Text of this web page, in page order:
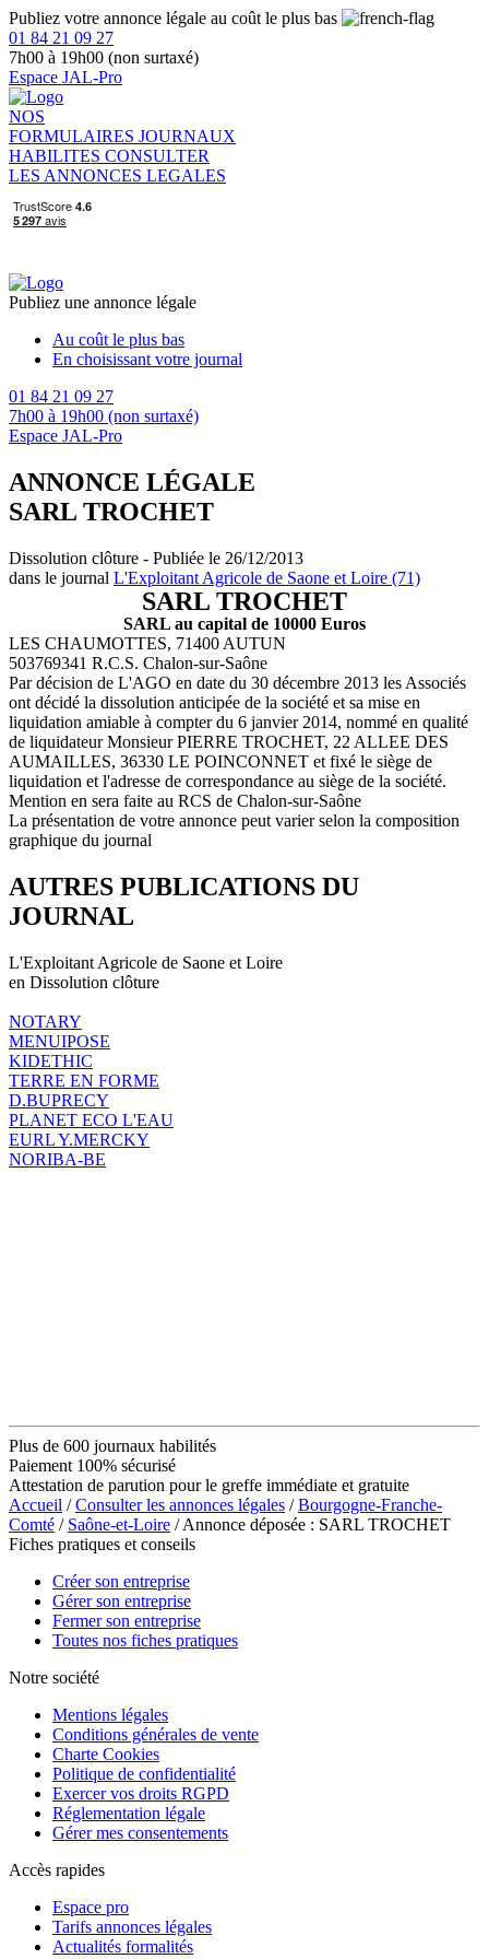
Publiez votre annonce légale au coût le plus bas
01 84 21 09 27
7h00 à 19h00 (non surtaxé)
Espace JAL-Pro
NOS
FORMULAIRES JOURNAUX
HABILITES CONSULTER
LES ANNONCES LEGALES
Publiez une annonce légale
Au coût le plus bas
En choisissant votre journal
01 84 21 09 27
7h00 à 19h00 (non surtaxé)
Espace JAL-Pro
ANNONCE LÉGALE
SARL TROCHET
Dissolution clôture - Publiée le 26/12/2013
dans le journal L'Exploitant Agricole de Saone et Loire (71)
SARL TROCHET
SARL au capital de 10000 Euros
LES CHAUMOTTES, 71400 AUTUN
503769341 R.C.S. Chalon-sur-Saône
Par décision de L'AGO en date du 30 décembre 2013 les Associés
ont décidé la dissolution anticipée de la société et sa mise en
liquidation amiable à compter du 6 janvier 2014, nommé en qualité
de liquidateur Monsieur PIERRE TROCHET, 22 ALLEE DES
AUMAILLES, 36330 LE POINCONNET et fixé le siège de
liquidation et l'adresse de correspondance au siège de la société.
Mention en sera faite au RCS de Chalon-sur-Saône
La présentation de votre annonce peut varier selon la composition
graphique du journal
AUTRES PUBLICATIONS DU
JOURNAL
L'Exploitant Agricole de Saone et Loire
en Dissolution clôture
NOTARY
MENUIPOSE
KIDETHIC
TERRE EN FORME
D.BUPRECY
PLANET ECO L'EAU
EURL Y.MERCKY
NORIBA-BE
Plus de 600 journaux habilités
Paiement 100% sécurisé
Attestation de parution pour le greffe immédiate et gratuite
Accueil /Consulter les annonces légales /Bourgogne-Franche-
Comté / Saône-et-Loire / Annonce déposée : SARL TROCHET
Fiches pratiques et conseils
Créer son entreprise
Gérer son entreprise
Fermer son entreprise
Toutes nos fiches pratiques
Notre société
Mentions légales
Conditions générales de vente
Charte Cookies
Politique de confidentialité
Exercer vos droits RGPD
Réglementation légale
Gérer mes consentements
Accès rapides
Espace pro
Tarifs annonces légales
Actualités formalités